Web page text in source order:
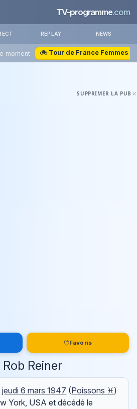
TV-programme.com
REPLAY NEWS
moment 🚲 Tour de France Femmes
SUPPRIMER LA PUB
Favoris
Reiner
jeudi 6 mars 1947 (Poissons ♓)
York, USA et décédé le